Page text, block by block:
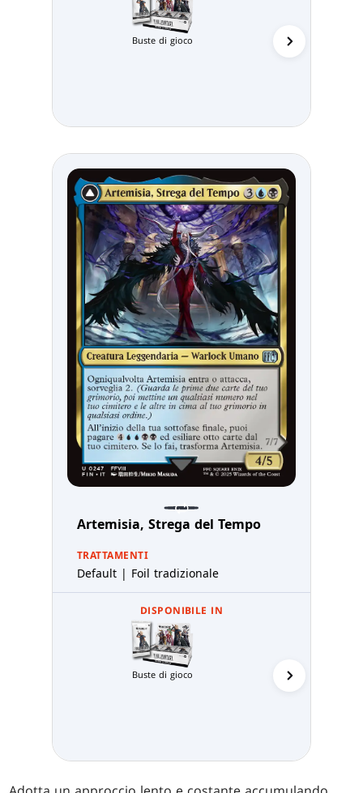
Buste di gioco
Artemisia, Strega del Tempo
TRATTAMENTI
Default | Foil tradizionale
DISPONIBILE IN
Buste di gioco